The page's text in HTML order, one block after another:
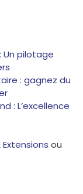
Un pilotage
: gagnez du
: L’excellence
ou